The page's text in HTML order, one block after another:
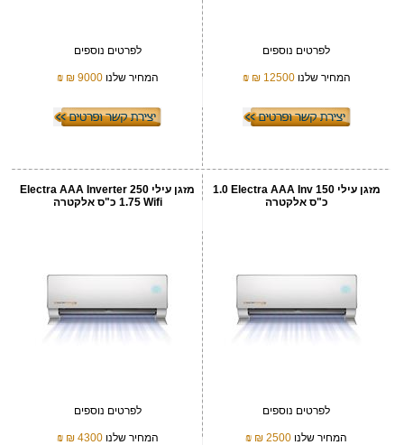
לפרטים נוספים
המחיר שלנו12500 ₪
₪
לפרטים נוספים
המחיר שלנו9000 ₪
₪
מזגן עילי Electra AAA Inv 150 ‏1.0
‏כ"ס אלקטרה
לפרטים נוספים
המחיר שלנו 2500 ₪
₪
מזגן עילי Electra AAA Inverter 250
Wifi ‏1.75 ‏כ"ס אלקטרה
לפרטים נוספים
המחיר שלנו4300 ₪
₪